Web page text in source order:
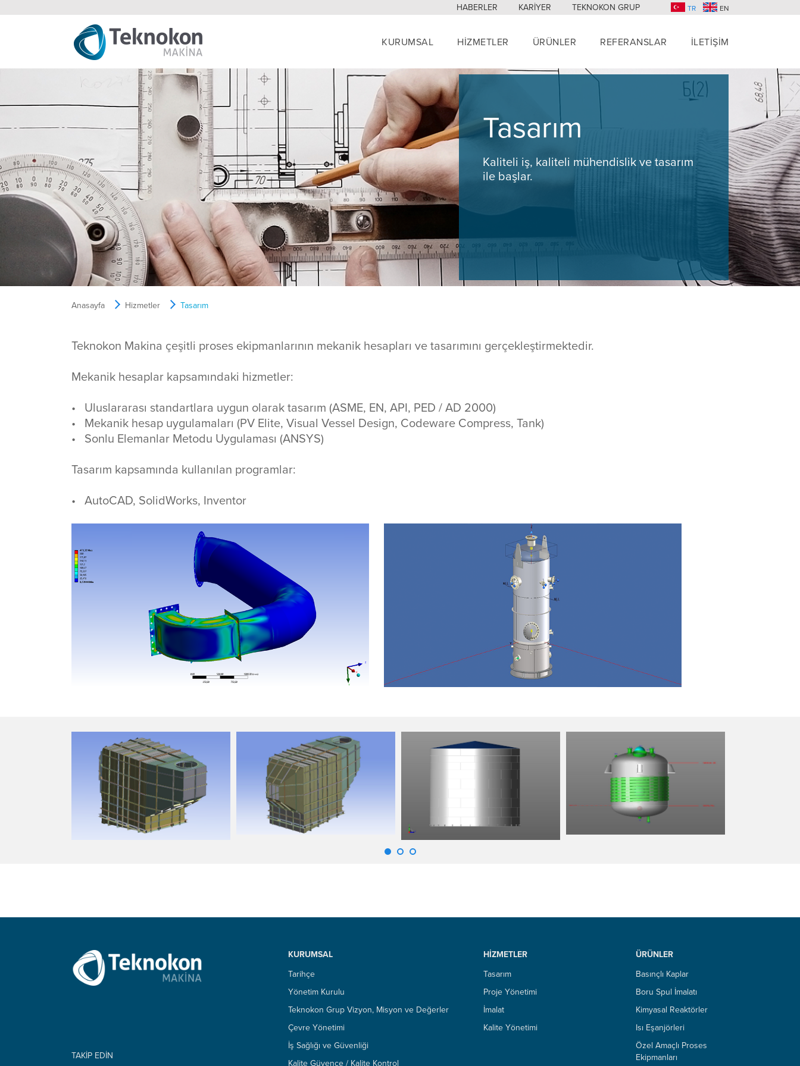
TR EN
HABERLER KARİYER TEKNOKON GRUP
KURUMSAL HİZMETLER ÜRÜNLER REFERANSLAR İLETİŞİM
Tasarım
Kaliteli iş, kaliteli mühendislik ve tasarım
ile başlar.
Anasayfa Hizmetler Tasarım
​Teknokon Makina çeşitli proses ekipmanlarının mekanik hesapları ve tasarımını gerçekleştirmektedir.
Mekanik hesaplar kapsamındaki hizmetler:
• Uluslararası standartlara uygun olarak tasarım (ASME, EN, API, PED / AD 2000)
• Mekanik hesap uygulamaları (PV Elite, Visual Vessel Design, Codeware Compress, Tank)
• Sonlu Elemanlar Metodu Uygulaması (ANSYS)
Tasarım kapsamında kullanılan programlar:
• AutoCAD, SolidWorks, Inventor
TAKİP EDİN
KURUMSAL
Tarihçe
Yönetim Kurulu
Teknokon Grup Vizyon, Misyon ve Değerler
Çevre Yönetimi
İş Sağlığı ve Güvenliği
Kalite Güvence / Kalite Kontrol
HİZMETLER
Tasarım
Proje Yönetimi
İmalat
Kalite Yönetimi
ÜRÜNLER
Basınçlı Kaplar
Boru Spul İmalatı
Kimyasal Reaktörler
Isı Eşanjörleri
Özel Amaçlı Proses
Ekipmanları